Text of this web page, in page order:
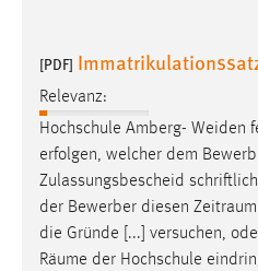
[PDF]
Relevanz:
Hochschule Amberg- Weiden
erfolgen, welcher dem
Zulassungsbescheid
der Bewerber diesen Zeitraum
die Gründe [...] versuchen,
Räume der Hochschule
_pk_ref, _pk_cvar, _pk_id,
Zweck:
Zugriffsstatistik
Cookie Laufzeit:
Max. 13 Monate